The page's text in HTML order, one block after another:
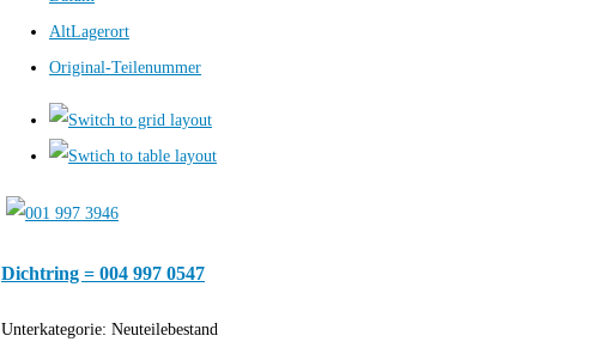
AltLagerort
Original-Teilenummer
Dichtring = 004 997 0547
Unterkategorie: Neuteilebestand